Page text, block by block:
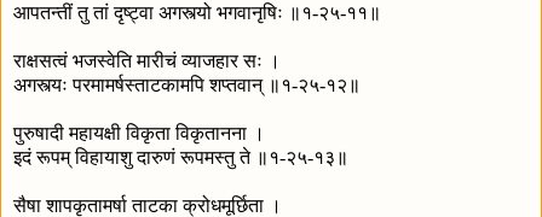
आपतन्तीं तु तां दृष्ट्वा अगस्त्यो भगवानृषिः ॥१-२५-११॥
राक्षसत्वं भजस्वेति मारीचं व्याजहार सः ।
अगस्त्यः परमामर्षस्ताटकामपि शप्तवान् ॥१-२५-१२॥
पुरुषादी महायक्षी विकृता विकृतानना ।
इदं रूपम् विहायाशु दारुणं रूपमस्तु ते ॥१-२५-१३॥
सैषा शापकृतामर्षा ताटका क्रोधमूर्छिता ।